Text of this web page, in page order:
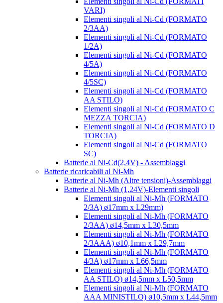
VARI)
Elementi singoli al Ni-Cd (FORMATO
2/3AA)
Elementi singoli al Ni-Cd (FORMATO
1/2A)
Elementi singoli al Ni-Cd (FORMATO
4/5A)
Elementi singoli al Ni-Cd (FORMATO
4/5SC)
Elementi singoli al Ni-Cd (FORMATO
AA STILO)
Elementi singoli al Ni-Cd (FORMATO C
MEZZA TORCIA)
Elementi singoli al Ni-Cd (FORMATO D
TORCIA)
Elementi singoli al Ni-Cd (FORMATO
SC)
Batterie al Ni-Cd(2,4V) - Assemblaggi
Batterie ricaricabili al Ni-Mh
Batterie al Ni-Mh (Altre tensioni)-Assemblaggi
Batterie al Ni-Mh (1,24V)-Elementi singoli
Elementi singoli al Ni-Mh (FORMATO
2/3A) ø17mm x L29mm)
Elementi singoli al Ni-Mh (FORMATO
2/3AA) ø14,5mm x L30,5mm
Elementi singoli al Ni-Mh (FORMATO
2/3AAA) ø10,1mm x L29,7mm
Elementi singoli al Ni-Mh (FORMATO
4/3A) ø17mm x L66,5mm
Elementi singoli al Ni-Mh (FORMATO
AA STILO) ø14,5mm x L50,5mm
Elementi singoli al Ni-Mh (FORMATO
AAA MINISTILO) ø10,5mm x L44,5mm